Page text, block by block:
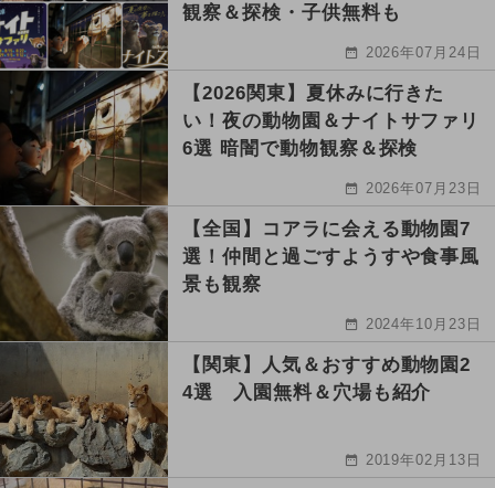
観察＆探検・子供無料も
2026年07月24日
【2026関東】夏休みに行きた
い！夜の動物園＆ナイトサファリ
6選 暗闇で動物観察＆探検
2026年07月23日
【全国】コアラに会える動物園7
選！仲間と過ごすようすや食事風
景も観察
2024年10月23日
【関東】人気＆おすすめ動物園2
4選 入園無料＆穴場も紹介
2019年02月13日